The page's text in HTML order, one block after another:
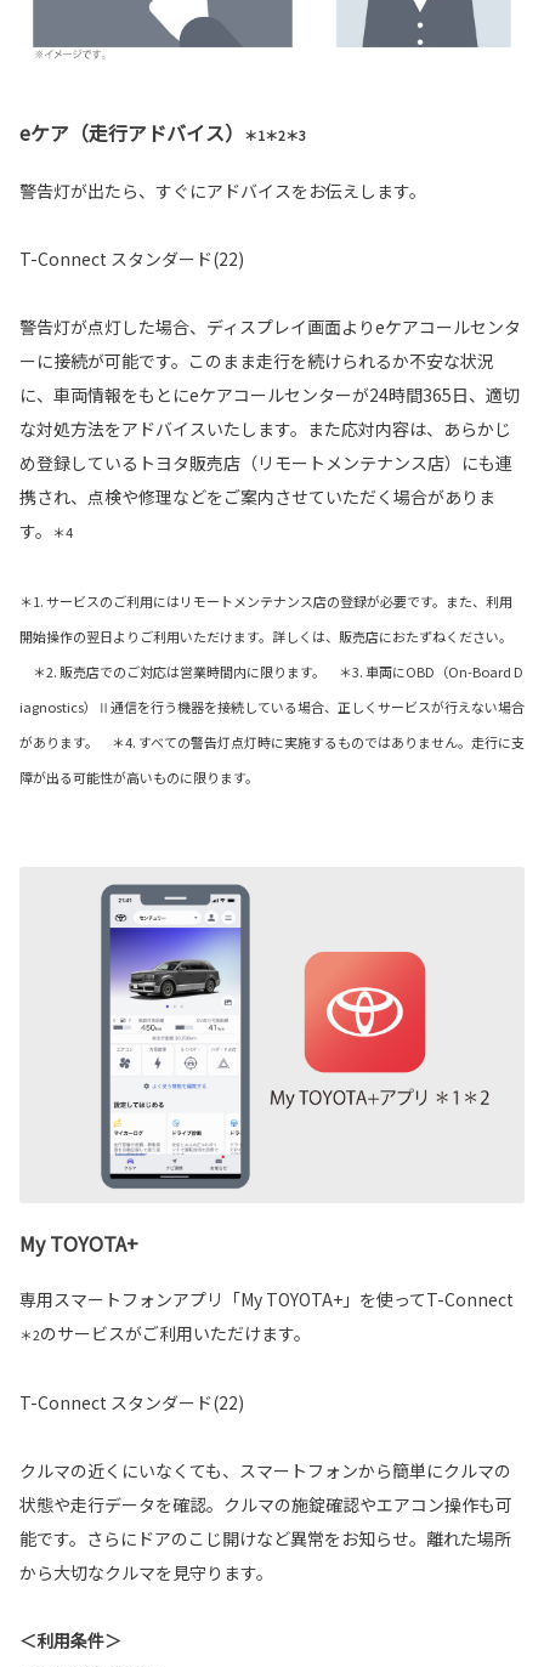
eケア（走行アドバイス） ＊1＊2＊3
警告灯が出たら、すぐにアドバイスをお伝えします。
T-Connect スタンダード(22)
警告灯が点灯した場合、ディスプレイ画面よりeケアコールセンタ
ーに接続が可能です。このまま走行を続けられるか不安な状況
に、車両情報をもとにeケアコールセンターが24時間365日、適切
な対処方法をアドバイスいたします。また応対内容は、あらかじ
め登録しているトヨタ販売店（リモートメンテナンス店）にも連
携され、点検や修理などをご案内させていただく場合がありま
す。
＊4
＊1. サービスのご利用にはリモートメンテナンス店の登録が必要です。また、利用
開始操作の翌日よりご利用いただけます。詳しくは、販売店におたずねください。
＊2. 販売店でのご対応は営業時間内に限ります。 ＊3. 車両にOBD（On-Board D
iagnostics）Ⅱ通信を行う機器を接続している場合、正しくサービスが行えない場合
があります。 ＊4. すべての警告灯点灯時に実施するものではありません。走行に支
障が出る可能性が高いものに限ります。
My TOYOTA+
専用スマートフォンアプリ「My TOYOTA+」を使ってT-Connect
＊2のサービスがご利用いただけます。
T-Connect スタンダード(22)
クルマの近くにいなくても、スマートフォンから簡単にクルマの
状態や走行データを確認。クルマの施錠確認やエアコン操作も可
能です。さらにドアのこじ開けなど異常をお知らせ。離れた場所
から大切なクルマを見守ります。
＜利用条件＞